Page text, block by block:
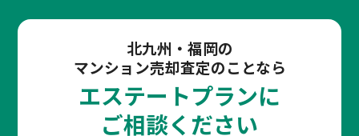
北九州・福岡の
マンション売却査定のことなら
エステートプランに
ご相談ください